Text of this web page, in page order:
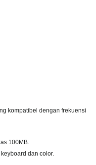
kompatibel dengan frekuensi
100MB.
dan color.